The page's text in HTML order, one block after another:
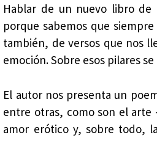
Hablar de un nuevo libro de
porque sabemos que
también, de versos que nos
emoción. Sobre esos pilares
El autor nos presenta un
entre otras, como son el
amor erótico y, sobre todo,